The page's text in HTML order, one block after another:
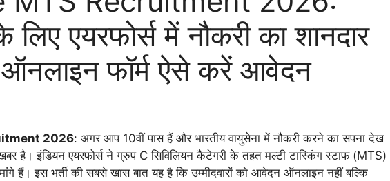
लिए एयरफोर्स में नौकरी का शानदार
ऑनलाइन फॉर्म ऐसे करें आवेदन
2026: अगर आप 10वीं पास हैं और भारतीय वायुसेना में नौकरी करने का सपना देख
है। इंडियन एयरफोर्स ने ग्रुप C सिविलियन कैटेगरी के तहत मल्टी टास्किंग स्टाफ (MTS)
हैं। इस भर्ती की सबसे खास बात यह है कि उम्मीदवारों को आवेदन ऑनलाइन नहीं बल्कि